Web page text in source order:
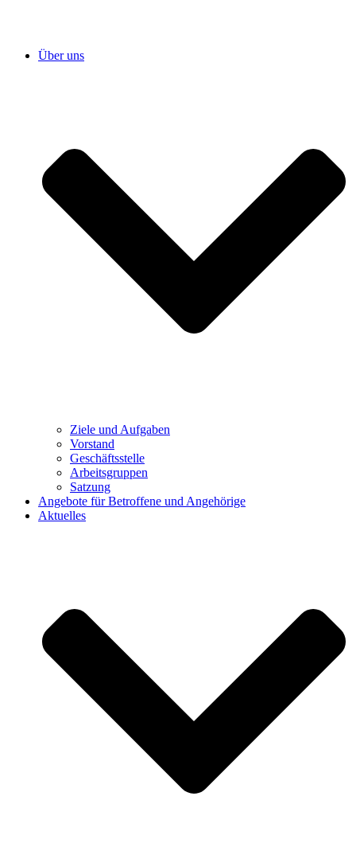
Über uns
Ziele und Aufgaben
Vorstand
Geschäftsstelle
Arbeitsgruppen
Satzung
Angebote für Betroffene und Angehörige
Aktuelles